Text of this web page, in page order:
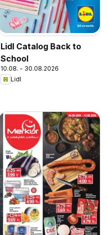
Lidl Catalog Back to
School
10.08. - 30.08.2026
Lidl